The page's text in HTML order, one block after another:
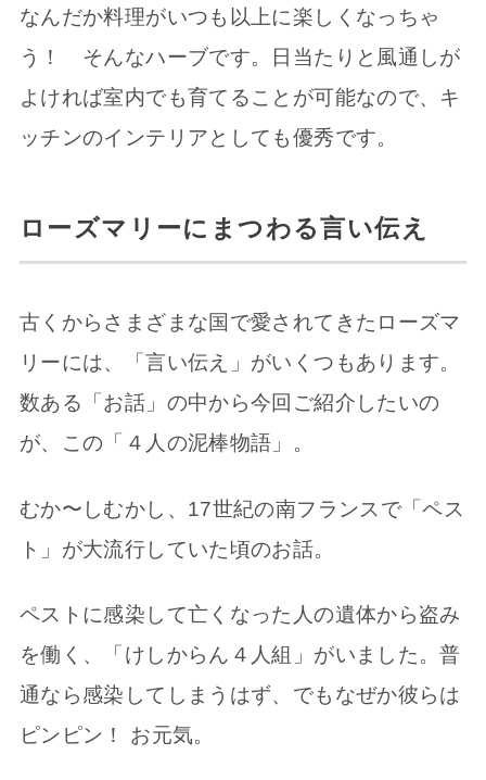
なんだか料理がいつも以上に楽しくなっちゃ
う！ そんなハーブです。日当たりと風通しが
よければ室内でも育てることが可能なので、キ
ッチンのインテリアとしても優秀です。
ローズマリーにまつわる言い伝え
古くからさまざまな国で愛されてきたローズマ
リーには、「言い伝え」がいくつもあります。
数ある「お話」の中から今回ご紹介したいの
が、この「４人の泥棒物語」。
むか〜しむかし、17世紀の南フランスで「ペス
ト」が大流行していた頃のお話。
ペストに感染して亡くなった人の遺体から盗み
を働く、「けしからん４人組」がいました。普
通なら感染してしまうはず、でもなぜか彼らは
ピンピン！ お元気。